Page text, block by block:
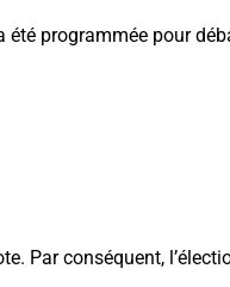
été programmée pour
Par conséquent,